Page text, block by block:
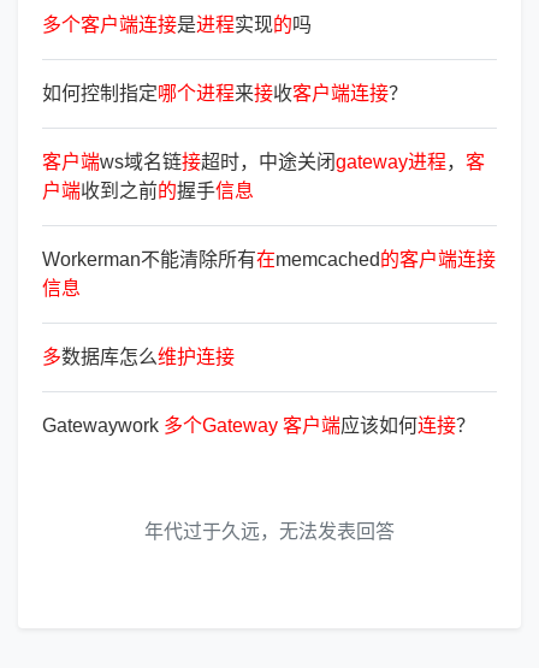
多个客户端连接是进程实现的吗
如何控制指定哪个进程来接收客户端连接？
客户端ws域名链接超时，中途关闭gateway进程， 客
户端收到之前的握手信息
Workerman不能清除所有在memcached的客户端连接
信息
多数据库怎么维护连接
Gatewaywork 多个Gateway 客户端应该如何连接？
年代过于久远，无法发表回答